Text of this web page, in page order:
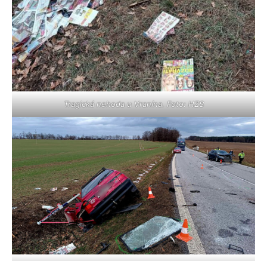
Tragická nehoda u Vranína. Foto: HZS